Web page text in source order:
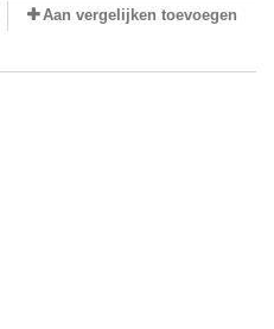
Aan vergelijken toevoegen